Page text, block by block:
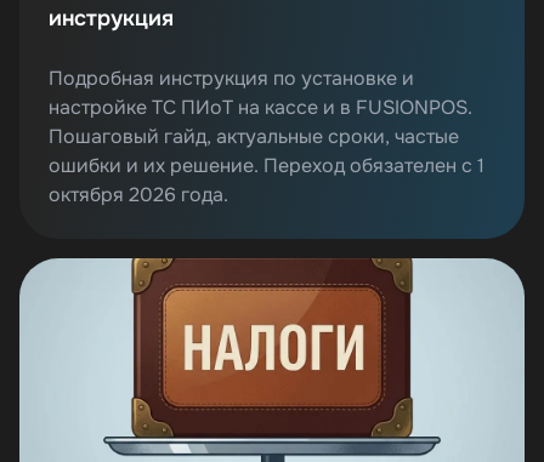
инструкция
Подробная инструкция по установке и
настройке ТС ПИоТ на кассе и в FUSIONPOS.
Пошаговый гайд, актуальные сроки, частые
ошибки и их решение. Переход обязателен с 1
октября 2026 года.